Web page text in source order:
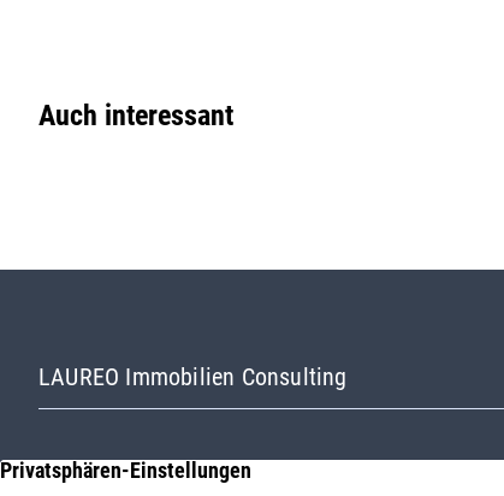
Auch interessant
LAUREO Immobilien Consulting